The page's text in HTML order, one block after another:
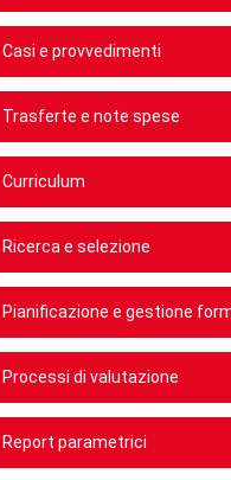
Casi e provvedimenti
Trasferte e note spese
Curriculum
Ricerca e selezione
Pianificazione e gestione
Processi di valutazione
Report parametrici